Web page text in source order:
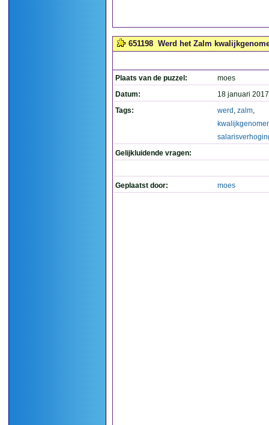
651198 Werd het Zalm
Plaats van de puzzel:
moes
Datum:
18 januari
Tags:
werd , zalm,
Gelijkluidende vragen:
Geplaatst door: moes